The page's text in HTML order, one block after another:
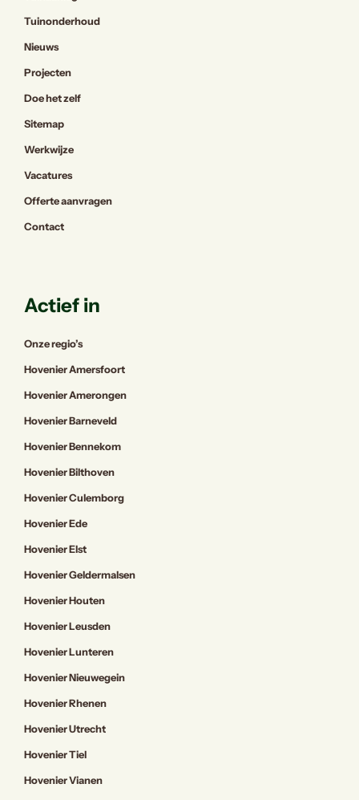
Tuinonderhoud
Nieuws
Projecten
Doe het zelf
Sitemap
Werkwijze
Vacatures
Offerte aanvragen
Contact
Actief in
Onze regio’s
Hovenier Amersfoort
Hovenier Amerongen
Hovenier Barneveld
Hovenier Bennekom
Hovenier Bilthoven
Hovenier Culemborg
Hovenier Ede
Hovenier Elst
Hovenier Geldermalsen
Hovenier Houten
Hovenier Leusden
Hovenier Lunteren
Hovenier Nieuwegein
Hovenier Rhenen
Hovenier Utrecht
Hovenier Tiel
Hovenier Vianen